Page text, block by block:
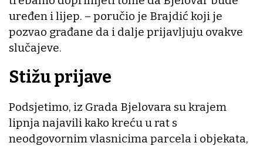
uređen i lijep. – poručio je Brajdić koji je
pozvao građane da i dalje prijavljuju ovakve
slučajeve.
Stižu prijave
Podsjetimo, iz Grada Bjelovara su krajem
lipnja najavili kako kreću u rat s
neodgovornim vlasnicima parcela i objekata,